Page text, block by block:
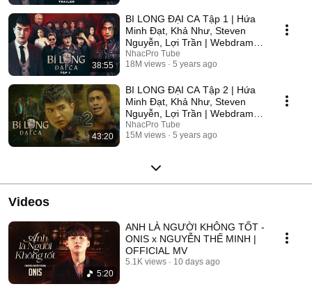
38:55
BI LONG ĐẠI CA Tập 1 | Hứa
Minh Đạt, Khả Như, Steven
Nguyễn, Lợi Trần | Webdrama
Yang Hồ 2021
NhacPro Tube
18M views
5 years ago
43:20
BI LONG ĐẠI CA Tập 2 | Hứa
Minh Đạt, Khả Như, Steven
Nguyễn, Lợi Trần | Webdrama
Yang Hồ 2021
NhacPro Tube
15M views
5 years ago
Videos
5:20
ANH LÀ NGƯỜI KHÔNG TỐT -
ONIS x NGUYỄN THẾ MINH |
OFFICIAL MV
5.1K views 10 days ago